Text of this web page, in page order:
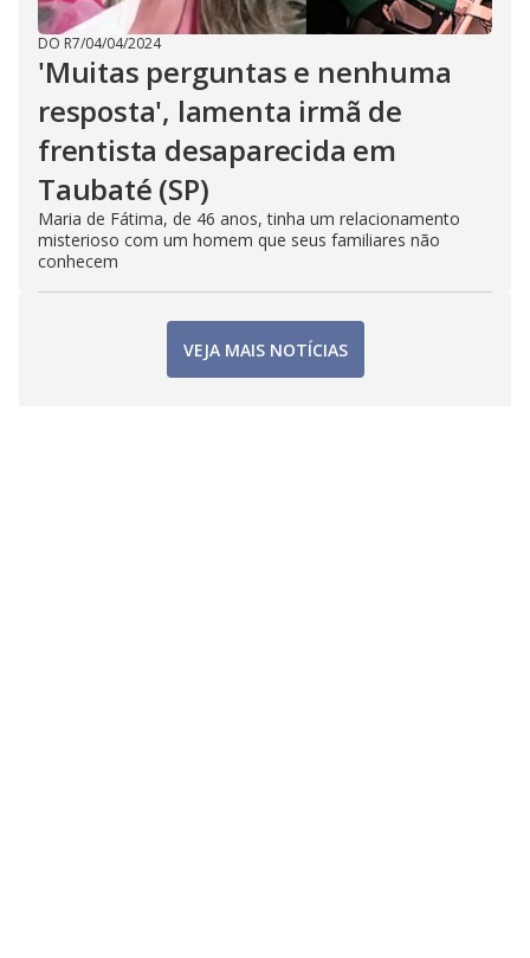
DO R7/04/04/2024
'Muitas perguntas e nenhuma
resposta', lamenta irmã de
frentista desaparecida em
Taubaté (SP)
Maria de Fátima, de 46 anos, tinha um relacionamento
misterioso com um homem que seus familiares não
conhecem
VEJA MAIS NOTÍCIAS